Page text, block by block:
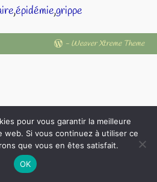
,épidémie,grippe
- Weaver Xtreme Theme
pour vous garantir la meilleure
Si vous continuez à utiliser ce
que vous en êtes satisfait.
OK